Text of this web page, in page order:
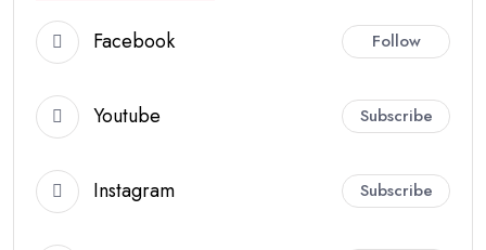
Facebook Follow
Youtube Subscribe
Instagram Subscribe